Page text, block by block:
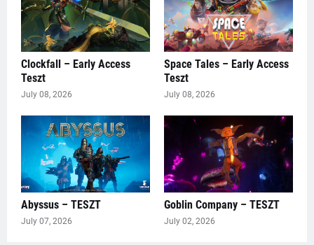
Clockfall – Early Access
Teszt
July 08, 2026
Space Tales – Early Access
Teszt
July 08, 2026
Abyssus – TESZT
July 07, 2026
Goblin Company – TESZT
July 02, 2026